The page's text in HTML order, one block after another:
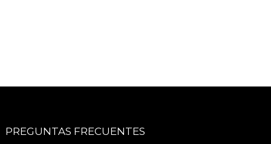
PREGUNTAS FRECUENTES